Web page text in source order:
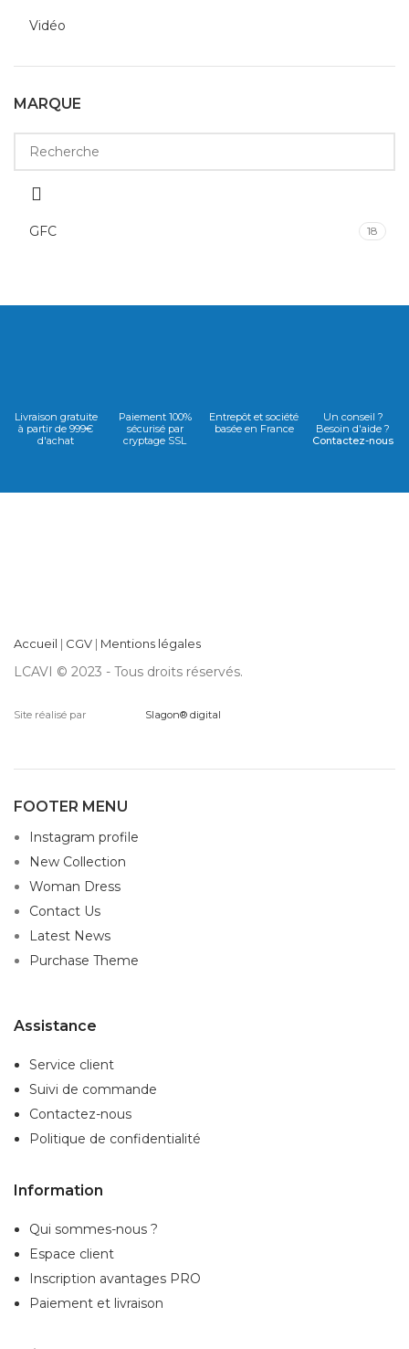
Vidéo
MARQUE
GFC 18
Livraison gratuite
à partir de 999€
d'achat
Paiement 100%
sécurisé par
cryptage SSL
Entrepôt et société
basée en France
Un conseil ?
Besoin d'aide ?
Contactez-nous
Accueil | CGV | Mentions légales
LCAVI © 2023 - Tous droits réservés.
Site réalisé par Slagon® digital
FOOTER MENU
Instagram profile
New Collection
Woman Dress
Contact Us
Latest News
Purchase Theme
Assistance
Service client
Suivi de commande
Contactez-nous
Politique de confidentialité
Information
Qui sommes-nous ?
Espace client
Inscription avantages PRO
Paiement et livraison